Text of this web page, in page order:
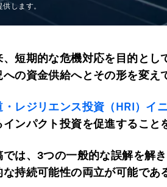
します。
、短期的な危機対応を目的とし
への資金供給へとその形を変え
・レジリエンス投資（HRI）イ
インパクト投資を促進すること
では、3つの一般的な誤解を解
な持続可能性の両立が可能であ